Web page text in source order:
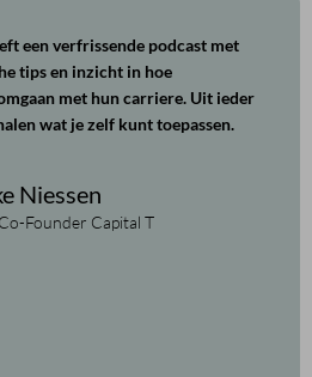
een verfrissende podcast met
tips en inzicht in hoe
met hun carriere. Uit ieder
wat je zelf kunt toepassen.
Niessen
Founder Capital T